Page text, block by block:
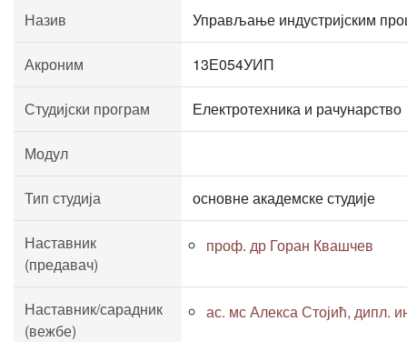
Назив Управљање индустријским
Акроним 13Е054УИП
Студијски програм Електротехника и рачунарство
Модул
Тип студија основне академске студије
Наставник
(предавач)
проф. др Горан Квашчев
Наставник/сарадник
(вежбе)
ас. мс Алекса Стојић, дипл.